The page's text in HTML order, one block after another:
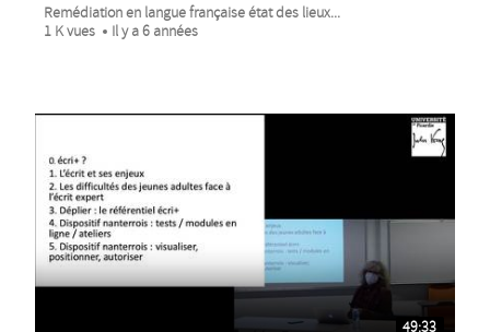
Remédiation en langue française état des lieux...
1 K vues
Il y a 6 années
49:33